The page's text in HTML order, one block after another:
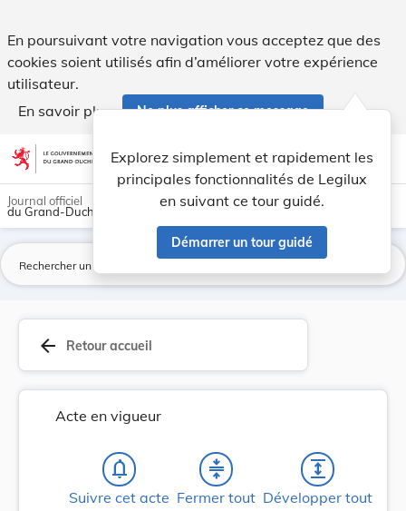
En poursuivant votre navigation vous acceptez que des
cookies soient utilisés afin d’améliorer votre expérience
utilisateur.
En savoir plus
Ne plus afficher ce message
Aller au contenu account_circle help Aide
Explorez simplement et rapidement les
principales fonctionnalités de Legilux
en suivant ce tour guidé.
Démarrer un tour guidé
light_mode dark_mode
Journal officiel
du Grand-Duché de Luxembourg
arrow_back Retour accueil
Acte en vigueur
notifications_none
Suivre cet acte
compress
Fermer tout
expand
Développer tout